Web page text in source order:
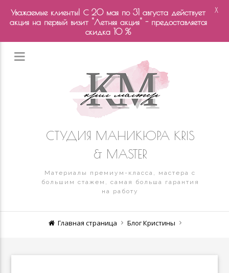
СТУДИЯ МАНИКЮРА KRIS
& MASTER
Материалы премиум-класса, мастера с
большим стажем, самая больша гарантия
на работу
Главная страница Блог Кристины
Уважаемые клиенты! С 20 мая по 31 августа действует
акция на первый визит "Летняя акция" - предоставляется
скидка 10 %
X